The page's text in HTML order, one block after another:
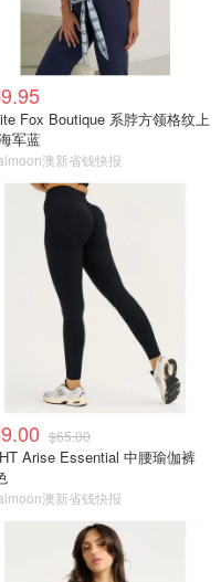
Fox Boutique 系脖方领格纹上
军蓝
澳新省钱快报
$65.00
Arise Essential 中腰瑜伽裤
澳新省钱快报